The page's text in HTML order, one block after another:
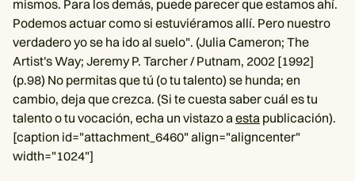
mismos. Para los demás, puede parecer que estamos ahí.
Podemos actuar como si estuviéramos allí. Pero nuestro
verdadero yo se ha ido al suelo". (Julia Cameron; The
Artist's Way; Jeremy P. Tarcher / Putnam, 2002 [1992]
(p.98) No permitas que tú (o tu talento) se hunda; en
cambio, deja que crezca. (Si te cuesta saber cuál es tu
talento o tu vocación, echa un vistazo aesta publicación).
[caption id="attachment_6460" align="aligncenter"
width="1024"]